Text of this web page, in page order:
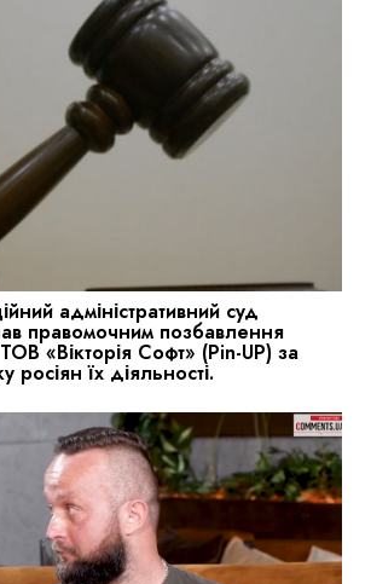
адміністративний суд
правомочним позбавлення
«Вікторія Софт» (Pin-UP) за
росіян їх діяльності.